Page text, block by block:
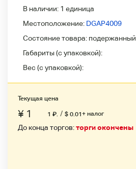
В наличии: 1 единица
Местоположение: DGAP4009
Состояние товара: подержанный
Габариты (с упаковкой):
Вес (с упаковкой):
Текущая цена
¥ 1 1 ₽. / $ 0.01+ налог
До конца торгов:торги окончены